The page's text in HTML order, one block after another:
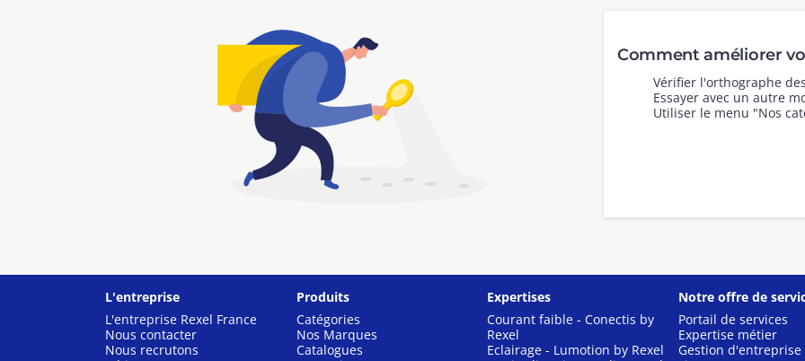
Comment améliorer
Vérifier l'orthographe
Essayer avec un autre
Utiliser le menu "Nos
L'entreprise
L'entreprise Rexel France
Nous contacter
Nous recrutons
Produits
Catégories
Nos Marques
Catalogues
Expertises
Courant faible - Conectis by
Rexel
Eclairage - Lumotion by Rexel
Notre offre de
Portail de services
Expertise métier
Gestion d'entreprise